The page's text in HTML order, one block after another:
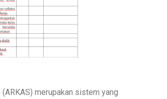
merupakan sistem yang